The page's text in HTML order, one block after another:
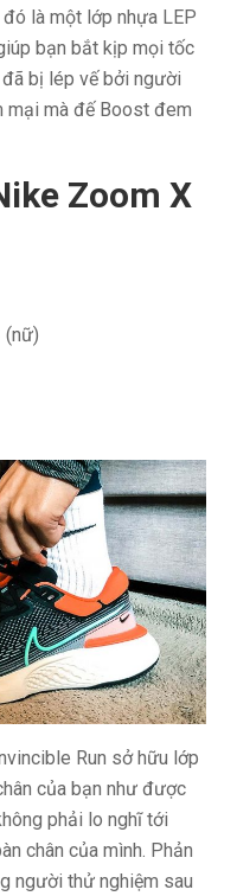
là một lớp nhựa LEP
bạn bắt kịp mọi tốc
bị lép vế bởi người
mại mà đế Boost đem
Zoom X
(nữ)
Run sở hữu lớp
của bạn như được
phải lo nghĩ tới
chân của mình. Phản
người thử nghiệm sau